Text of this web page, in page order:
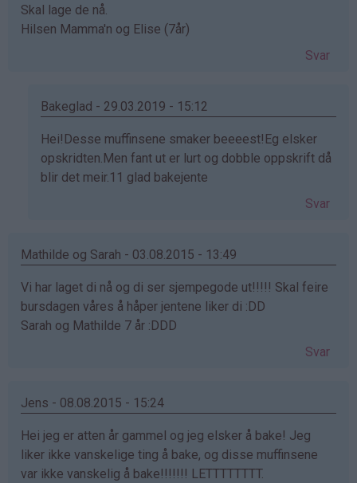
Skal lage de nå.
Hilsen Mamma'n og Elise (7år)
Svar
Bakeglad - 29.03.2019 - 15:12
Som
svar
på
Elise
bekreftet)
Hei!Desse muffinsene smaker beeeest!Eg elsker
opskridten.Men fant ut er lurt og dobble oppskrift då
blir det meir.11 glad bakejente
Svar
Mathilde og Sarah - 03.08.2015 - 13:49
Vi har laget di nå og di ser sjempegode ut!!!!! Skal feire
bursdagen våres å håper jentene liker di :DD
Sarah og Mathilde 7 år :DDD
Svar
Jens - 08.08.2015 - 15:24
Hei jeg er atten år gammel og jeg elsker å bake! Jeg
liker ikke vanskelige ting å bake, og disse muffinsene
var ikke vanskelig å bake!!!!!!! LETTTTTTTT.